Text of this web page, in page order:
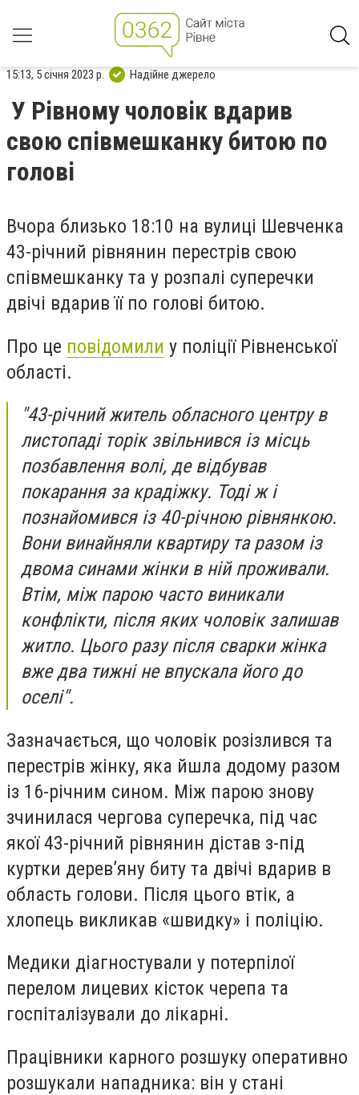
15:13, 5 січня 2023 р. Надійне джерело
У Рівному чоловік вдарив
свою співмешканку битою по
голові
Вчора близько 18:10 на вулиці Шевченка
43-річний рівнянин перестрів свою
співмешканку та у розпалі суперечки
двічі вдарив її по голові битою.
Про це повідомили у поліції Рівненської
області.
"43-річний житель обласного центру в
листопаді торік звільнився із місць
позбавлення волі, де відбував
покарання за крадіжку. Тоді ж і
познайомився із 40-річною рівнянкою.
Вони винайняли квартиру та разом із
двома синами жінки в ній проживали.
Втім, між парою часто виникали
конфлікти, після яких чоловік залишав
житло. Цього разу після сварки жінка
вже два тижні не впускала його до
оселі".
Зазначається, що чоловік розізлився та
перестрів жінку, яка йшла додому разом
із 16-річним сином. Між парою знову
зчинилася чергова суперечка, під час
якої 43-річний рівнянин дістав з-під
куртки дерев’яну биту та двічі вдарив в
область голови. Після цього втік, а
хлопець викликав «швидку» і поліцію.
Медики діагностували у потерпілої
перелом лицевих кісток черепа та
госпіталізували до лікарні.
Працівники карного розшуку оперативно
розшукали нападника: він у стані